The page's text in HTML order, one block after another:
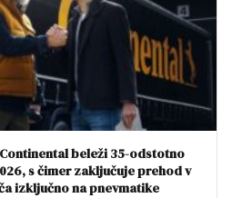
beleži 35-odstotno
s čimer zaključuje prehod v
izključno na pnevmatike